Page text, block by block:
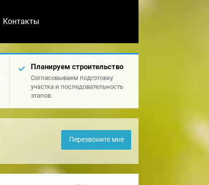
Контакты
Планируем строительство
Согласовываем подготовку
участка и последовательность
этапов.
Перезвоните мне